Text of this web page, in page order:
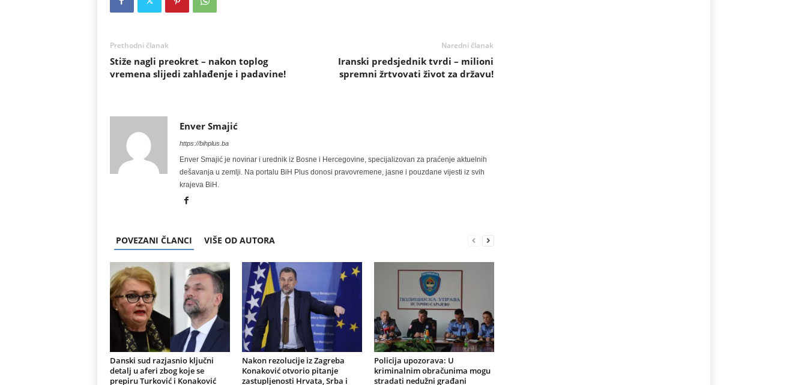
Prethodni članak
Stiže nagli preokret – nakon toplog
vremena slijedi zahlađenje i padavine!
Naredni članak
Iranski predsjednik tvrdi – milioni
spremni žrtvovati život za državu!
Enver Smajić
https://bihplus.ba
Enver Smajić je novinar i urednik iz Bosne i Hercegovine, specijalizovan za praćenje aktuelnih
dešavanja u zemlji. Na portalu BiH Plus donosi pravovremene, jasne i pouzdane vijesti iz svih
krajeva BiH.
POVEZANI ČLANCI VIŠE OD AUTORA
Danski sud razjasnio ključni
detalj u aferi zbog koje se
prepiru Turković i Konaković
Nakon rezolucije iz Zagreba
Konaković otvorio pitanje
zastupljenosti Hrvata, Srba i
Policija upozorava: U
kriminalnim obračunima mogu
stradati nedužni građani